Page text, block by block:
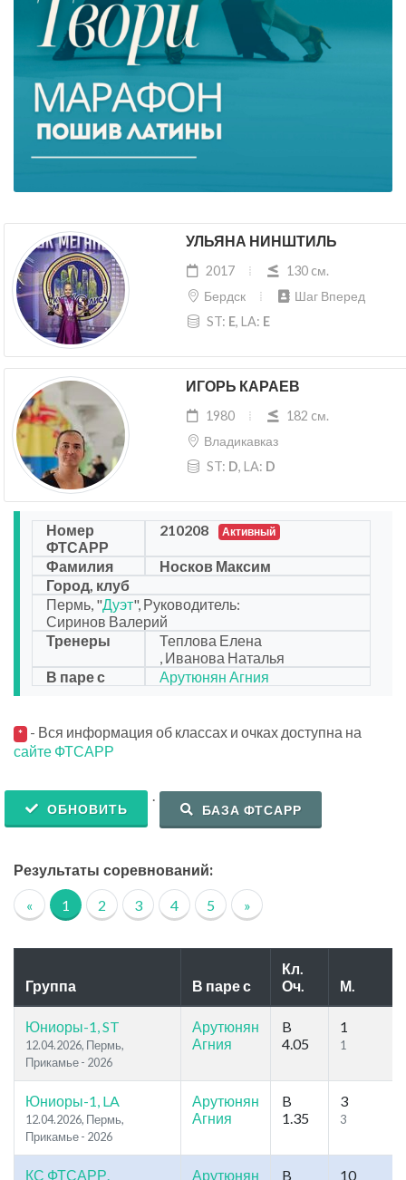
УЛЬЯНА НИНШТИЛЬ
2017
130 cм.
Бердск
Шаг Вперед
ST: E, LA: E
ИГОРЬ КАРАЕВ
1980
182 cм.
Владикавказ
ST: D, LA: D
Номер
ФТСАРР
210208 Активный
Фамилия
Носков Максим
Город, клуб
Пермь, "Дуэт", Руководитель:
Сиринов Валерий
Тренеры
Теплова Елена
, Иванова Наталья
В паре с
Арутюнян Агния
* - Вся информация об классах и очках доступна на
сайте ФТСАРР
ОБНОВИТЬ
.
БАЗА ФТСАРР
Результаты соревнований:
« 1 2 3 4 5 »
Группа В паре с
Кл.
Оч.
М.
Юниоры-1, ST
12.04.2026, Пермь,
Прикамье - 2026
Арутюнян
Агния
B
4.05
1
1
Юниоры-1, LA
12.04.2026, Пермь,
Прикамье - 2026
Арутюнян
Агния
B
1.35
3
3
КС ФТСАРР. Арутюнян B 10